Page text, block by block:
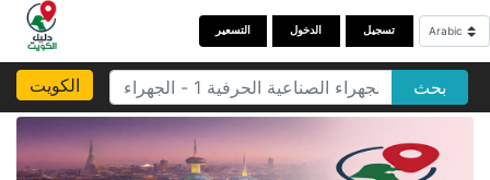
التسعير الدخول تسجيل
الكويت بحث